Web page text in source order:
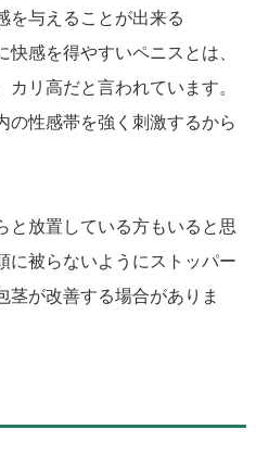
を与えることが出来る
感を得やすいペニスとは、
リ高だと言われています。
の性感帯を強く刺激するから
と放置している方もいると思
に被らないようにストッパー
茎が改善する場合がありま